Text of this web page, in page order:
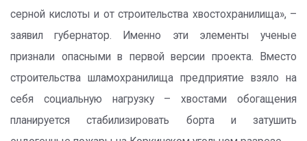
серной кислоты и от строительства хвостохранилища», –
заявил губернатор. Именно эти элементы ученые
признали опасными в первой версии проекта. Вместо
строительства шламохранилища предприятие взяло на
себя социальную нагрузку – хвостами обогащения
планируется стабилизировать борта и затушить